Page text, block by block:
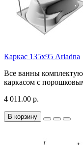
Каркас 135х95 Ariadna
Все ванны
каркасом с
4 011.00 р.
В корзину